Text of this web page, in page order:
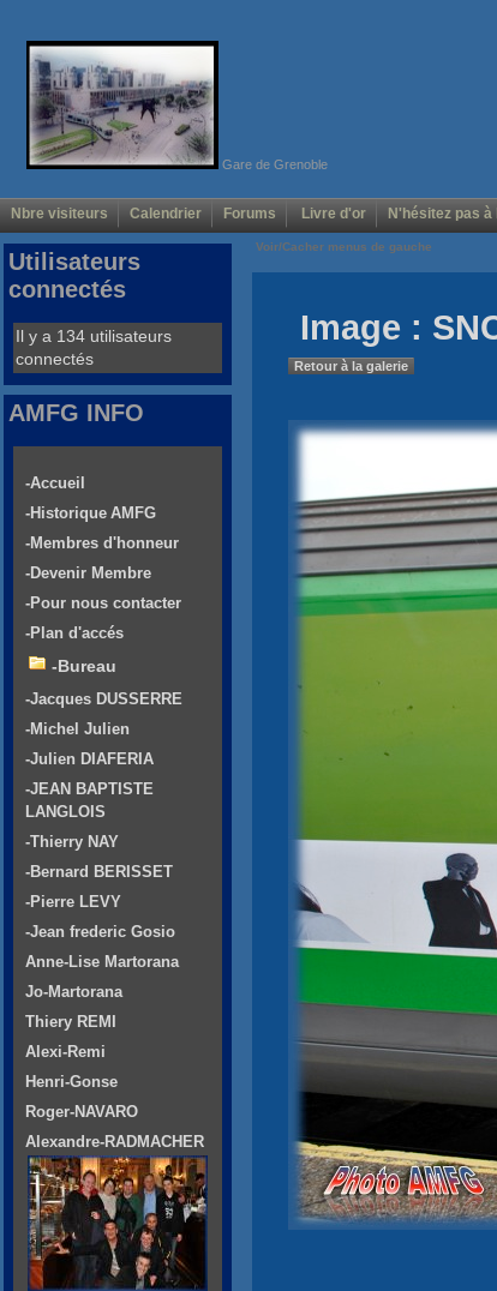
Gare de Grenoble
Nbre visiteurs Calendrier Forums Livre d'or N'hésitez pas
Voir/Cacher menus de gauche
Image :
Retour à la galerie
Utilisateurs
connectés
Il y a 134 utilisateurs
connectés
AMFG INFO
-Accueil
-Historique AMFG
-Membres d'honneur
-Devenir Membre
-Pour nous contacter
-Plan d'accés
-Bureau
-Jacques DUSSERRE
-Michel Julien
-Julien DIAFERIA
-JEAN BAPTISTE
LANGLOIS
-Thierry NAY
-Bernard BERISSET
-Pierre LEVY
-Jean frederic Gosio
Anne-Lise Martorana
Jo-Martorana
Thiery REMI
Alexi-Remi
Henri-Gonse
Roger-NAVARO
Alexandre-RADMACHER